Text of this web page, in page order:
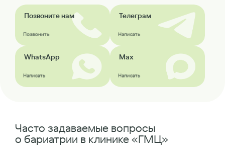
Позвоните нам
Позвонить
Телеграм
Написать
WhatsApp
Написать
Max
Написать
Часто задаваемые вопросы
о бариатрии в клинике «ГМЦ»